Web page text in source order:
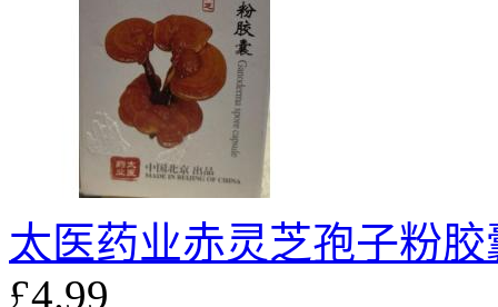
太医药业赤灵芝孢子粉胶
£4.99